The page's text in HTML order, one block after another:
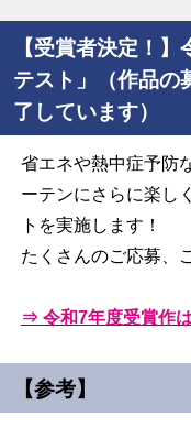
【受賞者決定！】
テスト」（作品の
了しています）
省エネや熱中症予防
ーテンにさらに楽し
トを実施します！
たくさんのご応募、
⇒ 令和7年度受賞作
【参考】